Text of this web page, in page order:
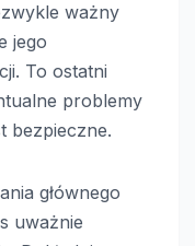
ważny
jego
To ostatni
problemy
bezpieczne.
głównego
uważnie